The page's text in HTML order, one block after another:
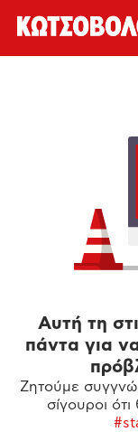
Αυτή τη
πάντα για
Ζητούμε
σίγουροι